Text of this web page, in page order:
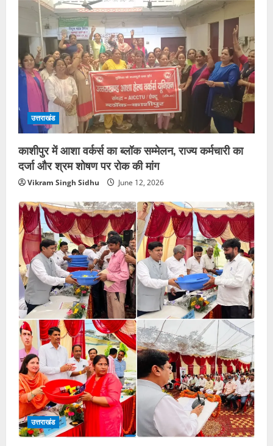
उत्तराखंड
काशीपुर में आशा वर्कर्स का ब्लॉक सम्मेलन, राज्य कर्मचारी का
दर्जा और श्रम शोषण पर रोक की मांग
Vikram Singh Sidhu June 12, 2026
उत्तराखंड